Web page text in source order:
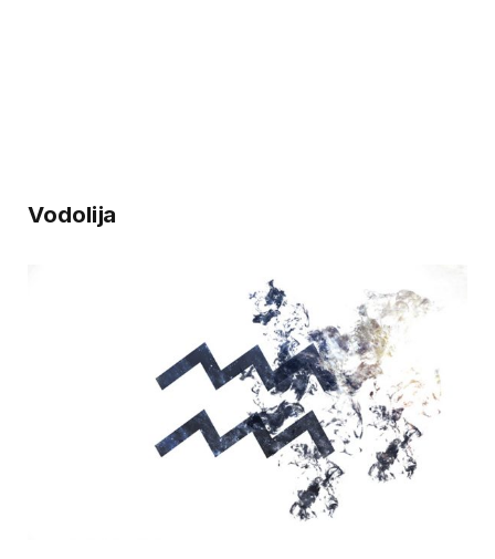
Vodolija